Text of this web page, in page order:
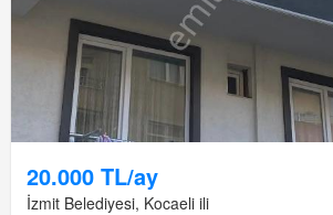
20.000 TL/ay
İzmit Belediyesi, Kocaeli ili